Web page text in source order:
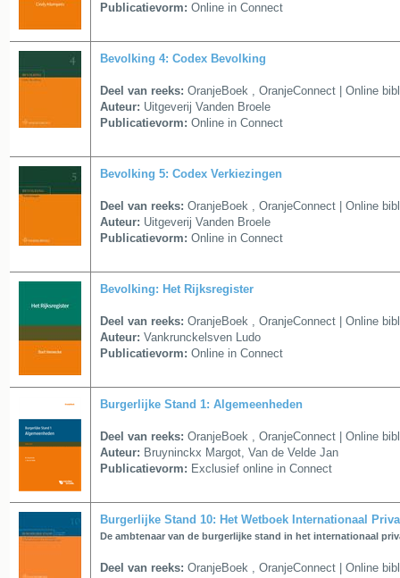
Publicatievorm: Online in Connect
Bevolking 4: Codex Bevolking
Deel van reeks: OranjeBoek , OranjeConnect | Online
Auteur: Uitgeverij Vanden Broele
Publicatievorm: Online in Connect
Bevolking 5: Codex Verkiezingen
Deel van reeks: OranjeBoek , OranjeConnect | Online
Auteur: Uitgeverij Vanden Broele
Publicatievorm: Online in Connect
Bevolking: Het Rijksregister
Deel van reeks: OranjeBoek , OranjeConnect | Online
Auteur: Vankrunckelsven Ludo
Publicatievorm: Online in Connect
Burgerlijke Stand 1: Algemeenheden
Deel van reeks: OranjeBoek , OranjeConnect | Online
Auteur: Bruyninckx Margot, Van de Velde Jan
Publicatievorm: Exclusief online in Connect
Burgerlijke Stand 10: Het Wetboek Internationaal
De ambtenaar van de burgerlijke stand in het internationaal
Deel van reeks: OranjeBoek , OranjeConnect | Online